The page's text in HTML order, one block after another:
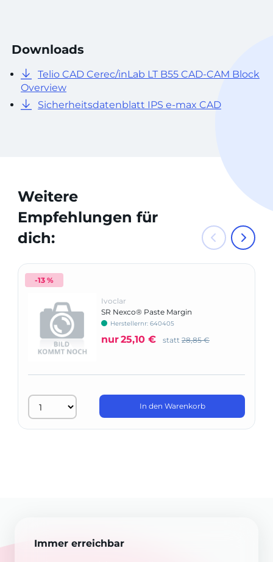
Downloads
Telio CAD Cerec/inLab LT B55 CAD-CAM Block
Overview
Sicherheitsdatenblatt IPS e-max CAD
Weitere
Empfehlungen für
dich:
-13 %
Ivoclar
SR Nexco® Paste Margin
Herstellernr: 640405
nur25,10 € statt 28,85 €
In den Warenkorb
Immer erreichbar